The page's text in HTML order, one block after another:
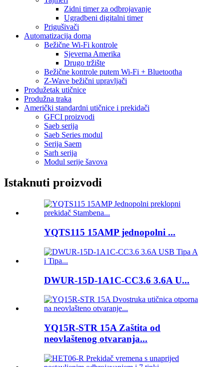
Zidni timer za odbrojavanje
Ugradbeni digitalni timer
Prigušivači
Automatizacija doma
Bežične Wi-Fi kontrole
Sjeverna Amerika
Drugo tržište
Bežične kontrole putem Wi-Fi + Bluetootha
Z-Wave bežični upravljači
Produžetak utičnice
Produžna traka
Američki standardni utičnice i prekidači
GFCI proizvodi
Saeb serija
Saeb Series modul
Serija Saem
Sarh serija
Modul serije šavova
Istaknuti proizvodi
YQTS115 15AMP jednopolni ...
DWUR-15D-1A1C-CC3.6 3.6A U...
YQ15R-STR 15A Zaštita od
neovlaštenog otvaranja...